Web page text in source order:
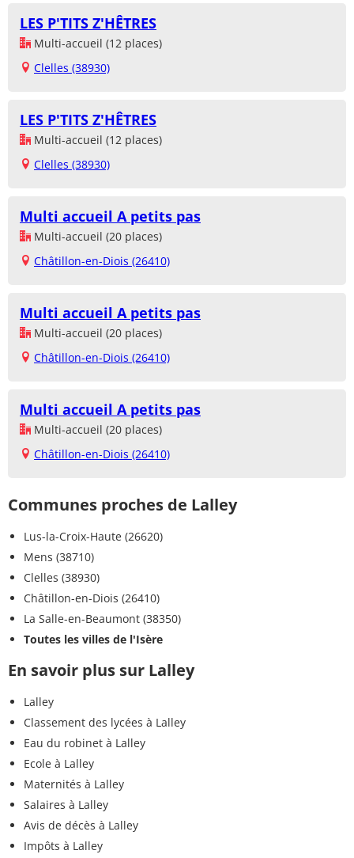
LES P'TITS Z'HÊTRES
Multi-accueil (12 places)
Clelles (38930)
LES P'TITS Z'HÊTRES
Multi-accueil (12 places)
Clelles (38930)
Multi accueil A petits pas
Multi-accueil (20 places)
Châtillon-en-Diois (26410)
Multi accueil A petits pas
Multi-accueil (20 places)
Châtillon-en-Diois (26410)
Multi accueil A petits pas
Multi-accueil (20 places)
Châtillon-en-Diois (26410)
Communes proches de Lalley
Lus-la-Croix-Haute (26620)
Mens (38710)
Clelles (38930)
Châtillon-en-Diois (26410)
La Salle-en-Beaumont (38350)
Toutes les villes de l'Isère
En savoir plus sur Lalley
Lalley
Classement des lycées à Lalley
Eau du robinet à Lalley
Ecole à Lalley
Maternités à Lalley
Salaires à Lalley
Avis de décès à Lalley
Impôts à Lalley